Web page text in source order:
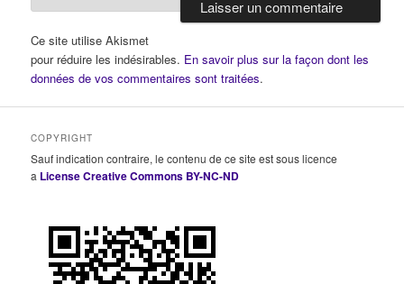
Ce site utilise Akismet
pour réduire les indésirables. En savoir plus sur la façon dont les
données de vos commentaires sont traitées.
COPYRIGHT
Sauf indication contraire, le contenu de ce site est sous licence
a License Creative Commons BY-NC-ND